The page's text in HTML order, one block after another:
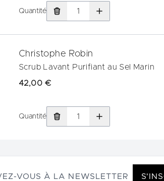
Quantité
Christophe Robin
Scrub Lavant Purifiant au Sel Marin
42,00 €
Quantité
VOUS À LA NEWSLETTER